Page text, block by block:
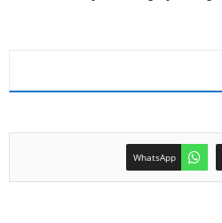
WhatsApp